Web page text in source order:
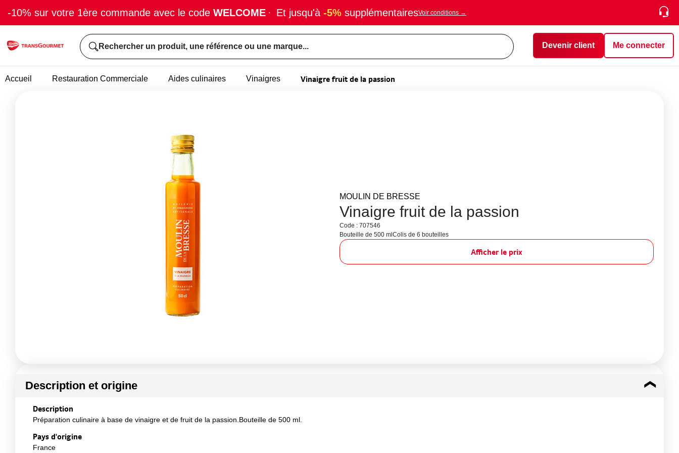
-10% sur votre 1ère commande avec le code WELCOME · Et jusqu'à -5% supplémentairesVoir conditions →
Rechercher un produit, une référence ou une marque... Devenir client Me connecter
Accueil Restauration Commerciale Aides culinaires Vinaigres Vinaigre fruit de la passion
MOULIN DE BRESSE
Vinaigre fruit de la passion
Code : 707546
Bouteille de 500 ml Colis de 6 bouteilles
Afficher le prix
Description et origine
Description
Préparation culinaire à base de vinaigre et de fruit de la passion.Bouteille de 500 ml.
Pays d'origine
France